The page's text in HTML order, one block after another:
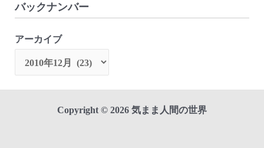
バックナンバー
アーカイブ
Copyright © 2026 気まま人間の世界